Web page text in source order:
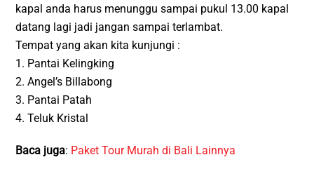
kapal anda harus menunggu sampai pukul 13.00 kapal
datang lagi jadi jangan sampai terlambat.
Tempat yang akan kita kunjungi :
1. Pantai Kelingking
2. Angel’s Billabong
3. Pantai Patah
4. Teluk Kristal
Baca juga: Paket Tour Murah di Bali Lainnya